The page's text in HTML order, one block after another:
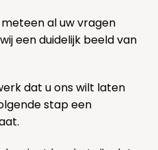
al uw vragen
een duidelijk beeld van
dat u ons wilt laten
stap een